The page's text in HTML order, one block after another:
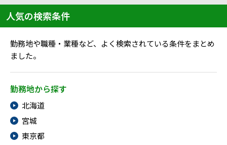
人気の検索条件
勤務地や職種・業種など、よく検索されている条件をまとめ
ました。
勤務地から探す
北海道
宮城
東京都
障害のある新卒学生専門の就職エージェントサービス
求人検索・スカウトサービス
障害者専門の求人検索・スカウトサービス
就労移行支援サービス
就職・転職ノウハウ
お問い合わせ・よくある質問
よくある質問
採用をお考えの企業様はこちら